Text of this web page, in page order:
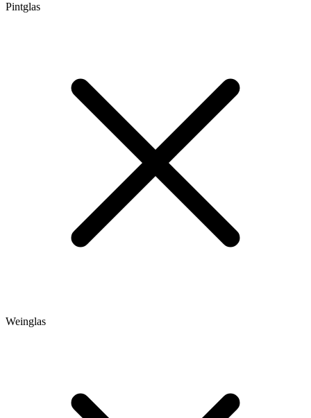
Pintglas
Weinglas